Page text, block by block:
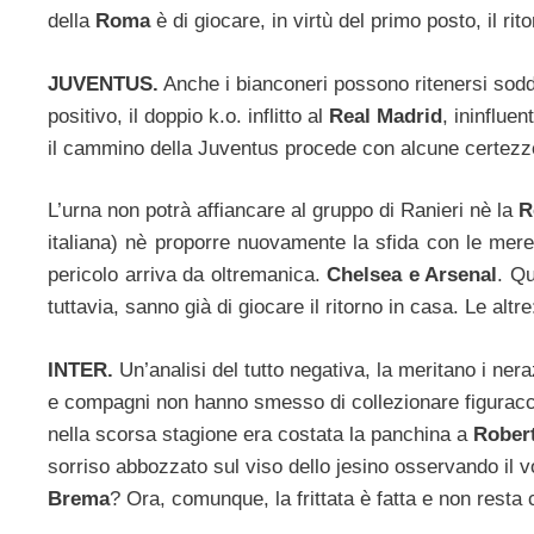
della Romaè di giocare, in virtù del primo posto, il
JUVENTUS. Anche i bianconeri possono ritenersi
positivo, il doppio k.o. inflitto al Real Madrid,
il cammino della Juventus procede con alcune
L’urna non potrà affiancare al gruppo di Ranieri nè la
italiana) nè proporre nuovamente la sfida con le
pericolo arriva da oltremanica. Chelsea e Arsenal .
tuttavia, sanno già di giocare il ritorno in casa. Le
INTER. Un’analisi del tutto negativa, la meritano i
e compagni non hanno smesso di collezionare
nella scorsa stagione era costata la panchina a
sorriso abbozzato sul viso dello jesino osservando il
Brema? Ora, comunque, la frittata è fatta e non resta